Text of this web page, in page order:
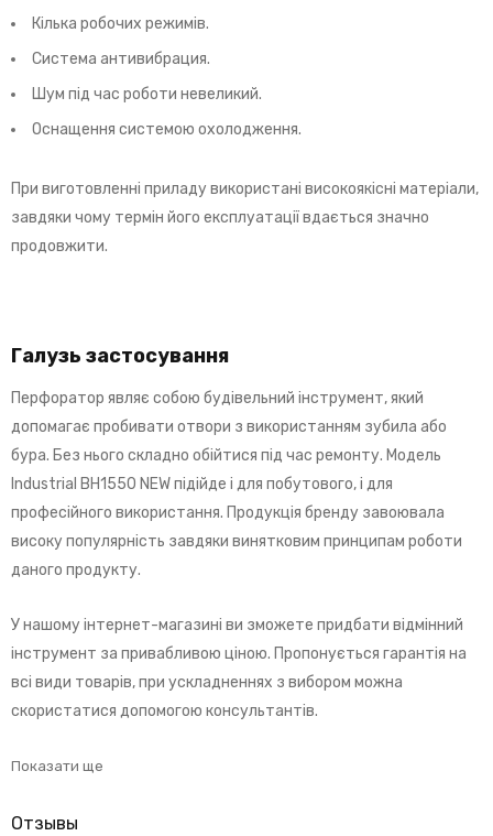
Кілька робочих режимів.
Система антивибрация.
Шум під час роботи невеликий.
Оснащення системою охолодження.
При виготовленні приладу використані високоякісні матеріали,
завдяки чому термін його експлуатації вдається значно
продовжити.
Галузь застосування
Перфоратор являє собою будівельний інструмент, який
допомагає пробивати отвори з використанням зубила або
бура. Без нього складно обійтися під час ремонту. Модель
Industrial BH1550 NEW підійде і для побутового, і для
професійного використання. Продукція бренду завоювала
високу популярність завдяки винятковим принципам роботи
даного продукту.
У нашому інтернет-магазині ви зможете придбати відмінний
інструмент за привабливою ціною. Пропонується гарантія на
всі види товарів, при ускладненнях з вибором можна
скористатися допомогою консультантів.
Показати ще
Отзывы